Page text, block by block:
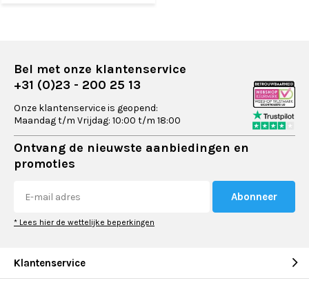
Bel met onze klantenservice
+31 (0)23 - 200 25 13
Onze klantenservice is geopend:
Maandag t/m Vrijdag: 10:00 t/m 18:00
Ontvang de nieuwste aanbiedingen en
promoties
Abonneer
* Lees hier de wettelijke beperkingen
Klantenservice